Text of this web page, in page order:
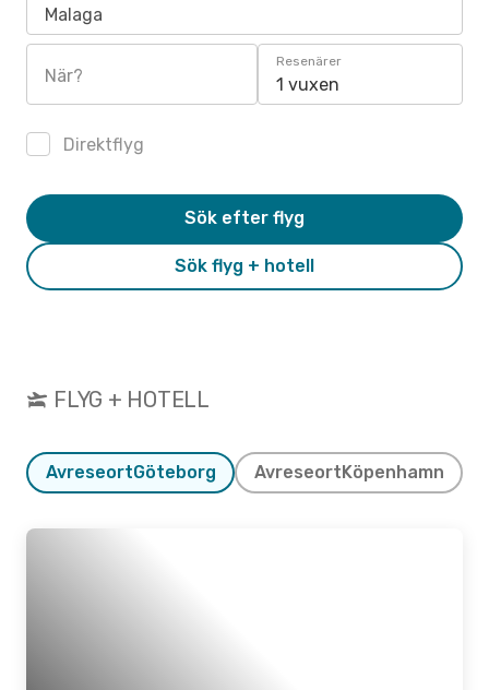
Malaga
När?
Resenärer
1 vuxen
Direktflyg
Sök flyg + hotell
Sök efter flyg
FLYG + HOTELL
AvreseortGöteborg Avreseort Köpenhamn